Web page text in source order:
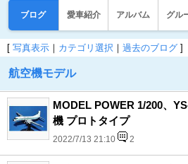
ブログ 愛車紹介 アルバム グル
[ 写真表示 ｜ カテゴリ選択 ｜ 過去のブログ ]
航空機モデル
MODEL POWER 1/200、
機 プロトタイプ
2022/7/13 21:10 2